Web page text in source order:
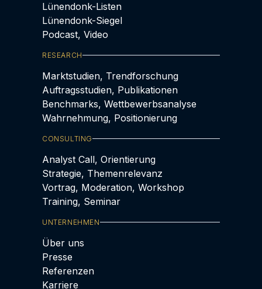
Lünendonk-Listen
Lünendonk-Siegel
Podcast, Video
RESEARCH
Marktstudien, Trendforschung
Auftragsstudien, Publikationen
Benchmarks, Wettbewerbsanalyse
Wahrnehmung, Positionierung
CONSULTING
Analyst Call, Orientierung
Strategie, Themenrelevanz
Vortrag, Moderation, Workshop
Training, Seminar
UNTERNEHMEN
Über uns
Presse
Referenzen
Karriere